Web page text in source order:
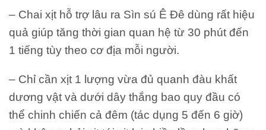
– Chai xịt hỗ trợ lâu ra Sìn sú Ê Đê dùng rất hiệu
quả giúp tăng thời gian quan hệ từ 30 phút đến
1 tiếng tùy theo cơ địa mỗi người.
– Chỉ cần xịt 1 lượng vừa đủ quanh đàu khất
dương vật và dưới dây thắng bao quy đầu có
thể chinh chiến cả đêm (tác dụng 5 đến 6 giờ)